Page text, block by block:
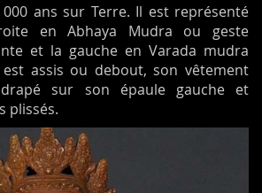
ans sur Terre. Il est représenté
en Abhaya Mudra ou geste
et la gauche en Varada mudra
assis ou debout, son vêtement
sur son épaule gauche et
plissés.